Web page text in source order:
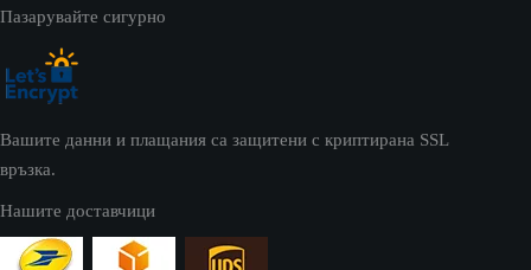
Пазарувайте сигурно
Вашите данни и плащания са защитени с криптирана SSL
връзка.
Нашите доставчици